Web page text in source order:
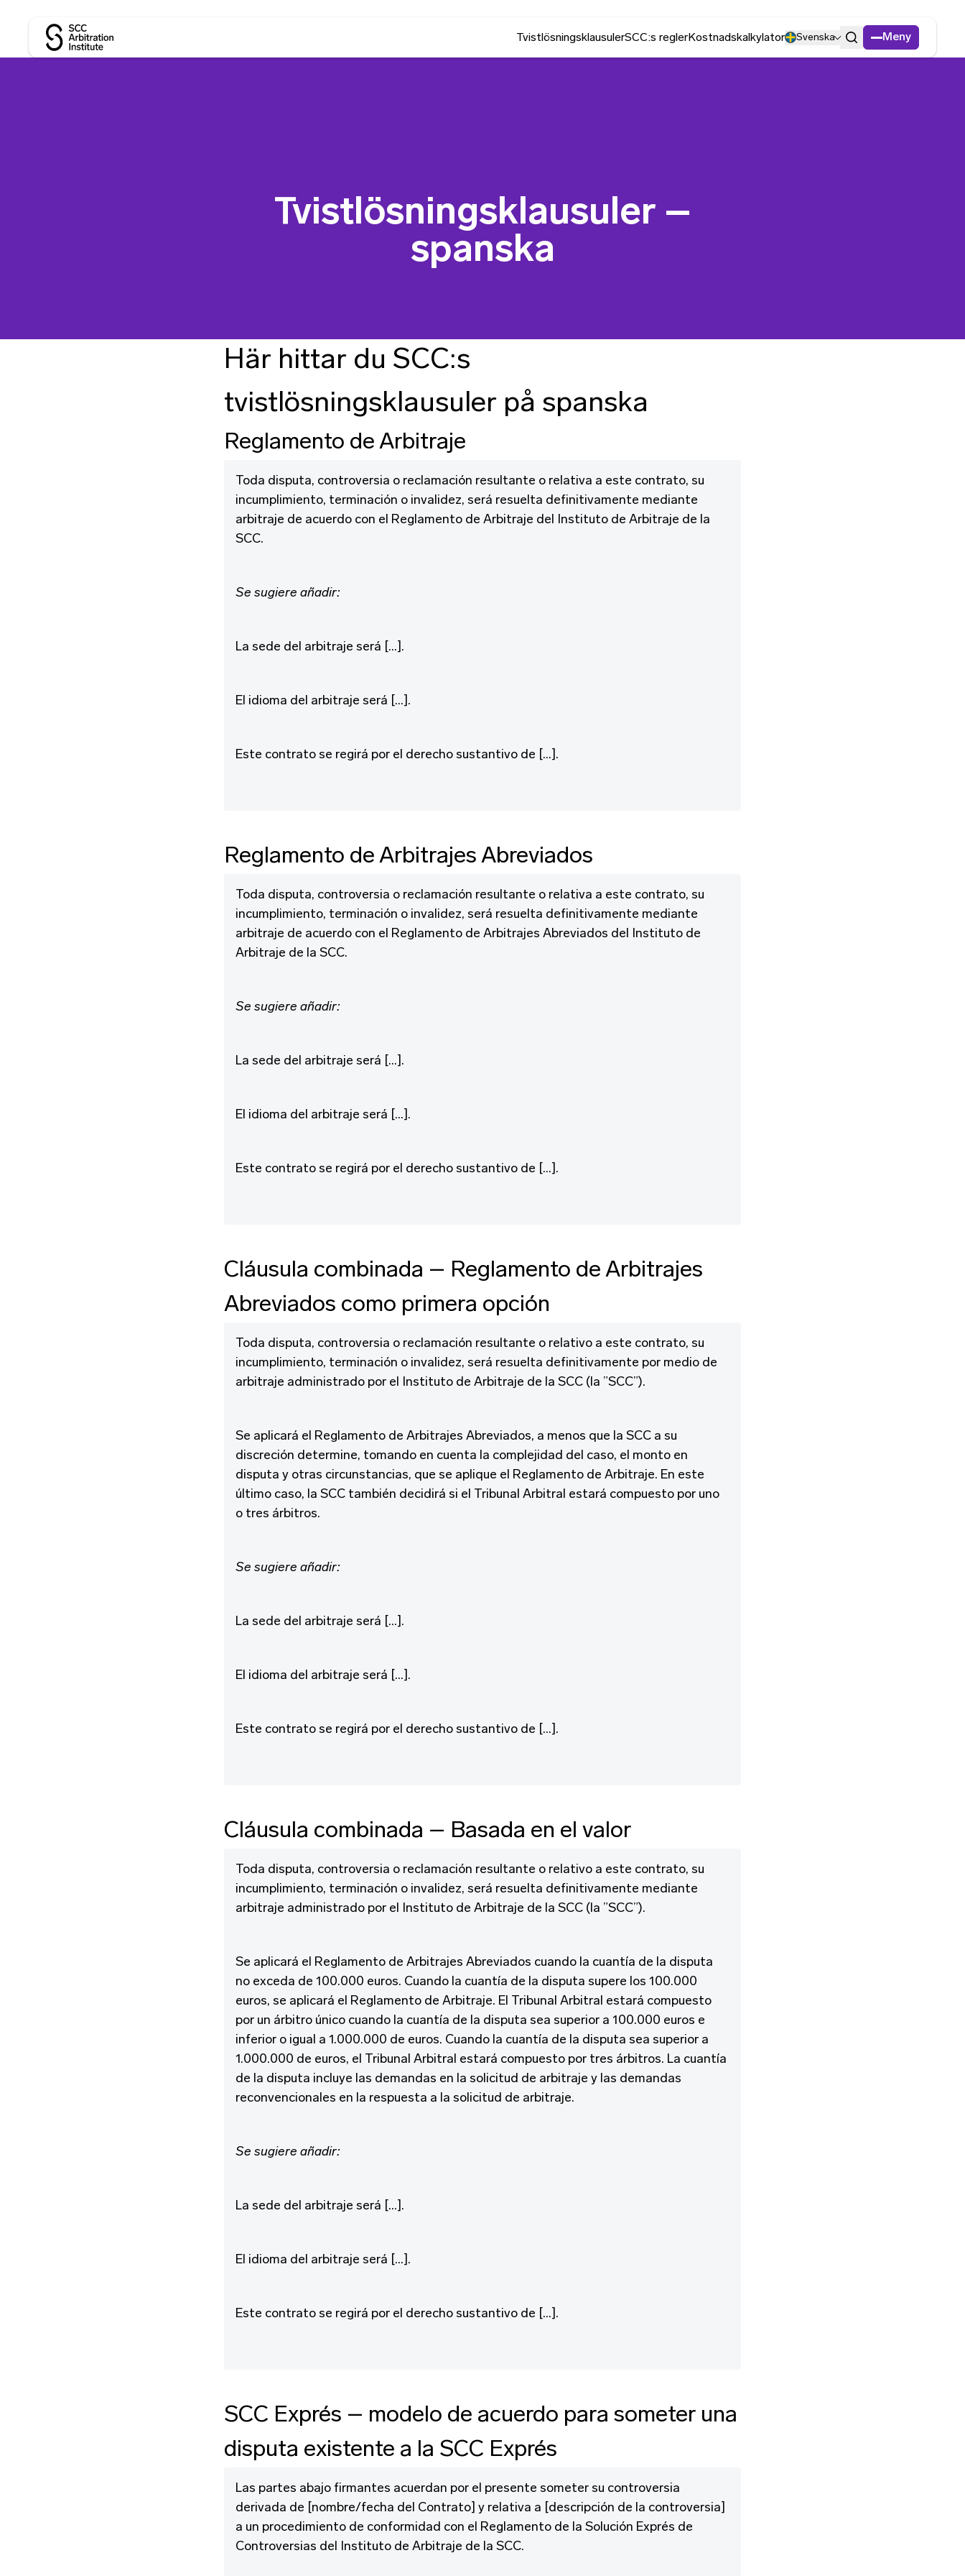
SCC Arbitration Institute TvistlösningsklausulerSCC:s reglerKostnadskalkylator Svenska
Sök
Meny
Tvistlösningsklausuler –
spanska
Här hittar du SCC:s
tvistlösningsklausuler på spanska
Reglamento de Arbitraje
Toda disputa, controversia o reclamación resultante o relativa a este contrato, su
incumplimiento, terminación o invalidez, será resuelta definitivamente mediante
arbitraje de acuerdo con el Reglamento de Arbitraje del Instituto de Arbitraje de la
SCC.
Se sugiere añadir:
La sede del arbitraje será […].
El idioma del arbitraje será […].
Este contrato se regirá por el derecho sustantivo de […].
Reglamento de Arbitrajes Abreviados
Toda disputa, controversia o reclamación resultante o relativa a este contrato, su
incumplimiento, terminación o invalidez, será resuelta definitivamente mediante
arbitraje de acuerdo con el Reglamento de Arbitrajes Abreviados del Instituto de
Arbitraje de la SCC.
Se sugiere añadir:
La sede del arbitraje será […].
El idioma del arbitraje será […].
Este contrato se regirá por el derecho sustantivo de […].
Cláusula combinada – Reglamento de Arbitrajes
Abreviados como primera opción
Toda disputa, controversia o reclamación resultante o relativo a este contrato, su
incumplimiento, terminación o invalidez, será resuelta definitivamente por medio de
arbitraje administrado por el Instituto de Arbitraje de la SCC (la ”SCC”).
Se aplicará el Reglamento de Arbitrajes Abreviados, a menos que la SCC a su
discreción determine, tomando en cuenta la complejidad del caso, el monto en
disputa y otras circunstancias, que se aplique el Reglamento de Arbitraje. En este
último caso, la SCC también decidirá si el Tribunal Arbitral estará compuesto por uno
o tres árbitros.
Se sugiere añadir:
La sede del arbitraje será […].
El idioma del arbitraje será […].
Este contrato se regirá por el derecho sustantivo de […].
Cláusula combinada – Basada en el valor
Toda disputa, controversia o reclamación resultante o relativo a este contrato, su
incumplimiento, terminación o invalidez, será resuelta definitivamente mediante
arbitraje administrado por el Instituto de Arbitraje de la SCC (la ”SCC”).
Se aplicará el Reglamento de Arbitrajes Abreviados cuando la cuantía de la disputa
no exceda de 100.000 euros. Cuando la cuantía de la disputa supere los 100.000
euros, se aplicará el Reglamento de Arbitraje. El Tribunal Arbitral estará compuesto
por un árbitro único cuando la cuantía de la disputa sea superior a 100.000 euros e
inferior o igual a 1.000.000 de euros. Cuando la cuantía de la disputa sea superior a
1.000.000 de euros, el Tribunal Arbitral estará compuesto por tres árbitros. La cuantía
de la disputa incluye las demandas en la solicitud de arbitraje y las demandas
reconvencionales en la respuesta a la solicitud de arbitraje.
Se sugiere añadir:
La sede del arbitraje será […].
El idioma del arbitraje será […].
Este contrato se regirá por el derecho sustantivo de […].
SCC Exprés – modelo de acuerdo para someter una
disputa existente a la SCC Exprés
Las partes abajo firmantes acuerdan por el presente someter su controversia
derivada de [nombre/fecha del Contrato] y relativa a [descripción de la controversia]
a un procedimiento de conformidad con el Reglamento de la Solución Exprés de
Controversias del Instituto de Arbitraje de la SCC.